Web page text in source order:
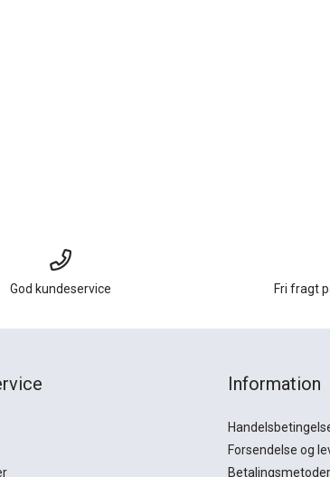
God kundeservice Fri fragt
Information
Forsendelse og
Betalingsmetoder